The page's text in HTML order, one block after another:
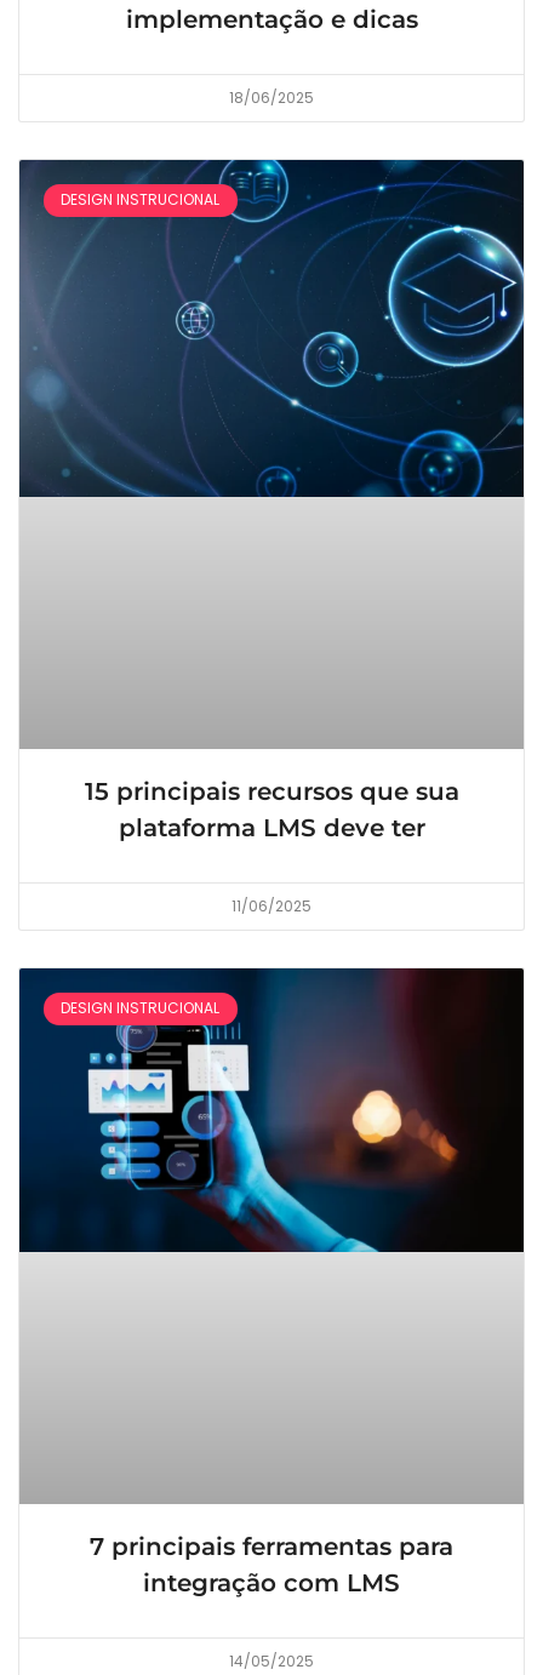
implementação e dicas
18/06/2025
DESIGN INSTRUCIONAL
15 principais recursos que sua
plataforma LMS deve ter
11/06/2025
DESIGN INSTRUCIONAL
7 principais ferramentas para
integração com LMS
14/05/2025